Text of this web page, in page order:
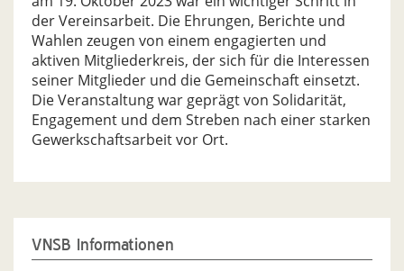
der Vereinsarbeit. Die Ehrungen, Berichte und
Wahlen zeugen von einem engagierten und
aktiven Mitgliederkreis, der sich für die Interessen
seiner Mitglieder und die Gemeinschaft einsetzt.
Die Veranstaltung war geprägt von Solidarität,
Engagement und dem Streben nach einer starken
Gewerkschaftsarbeit vor Ort.
VNSB Informationen